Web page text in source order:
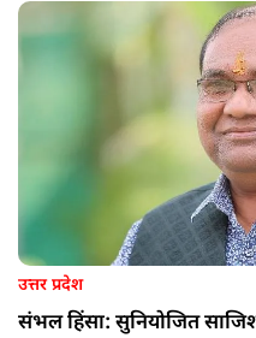
उत्तर प्रदेश
संभल हिंसा: सुनियोजित